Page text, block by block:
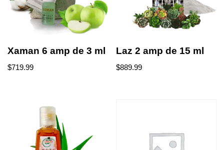
Xaman 6 amp de 3 ml
$719.99
Laz 2 amp de 15 ml
$889.99